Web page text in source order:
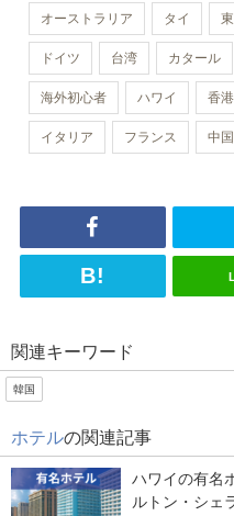
オーストラリア タイ
ドイツ 台湾 カタール
海外初心者 ハワイ 香港
イタリア フランス 中国
関連キーワード
韓国
ホテルの関連記事
ハワイの有名
ルトン・シェ